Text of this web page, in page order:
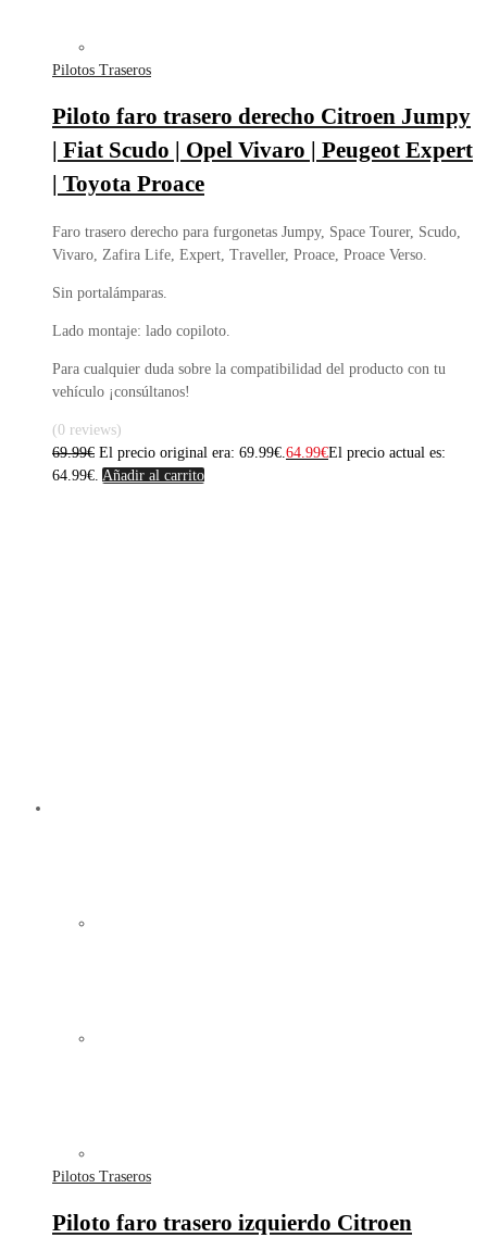
Pilotos Traseros
Piloto faro trasero derecho Citroen Jumpy
| Fiat Scudo | Opel Vivaro | Peugeot Expert
| Toyota Proace
Faro trasero derecho para furgonetas Jumpy, Space Tourer, Scudo,
Vivaro, Zafira Life, Expert, Traveller, Proace, Proace Verso.
Sin portalámparas.
Lado montaje: lado copiloto.
Para cualquier duda sobre la compatibilidad del producto con tu
vehículo ¡consúltanos!
(0 reviews)
69.99€ El precio original era: 69.99€. 64.99€El precio actual es:
64.99€. Añadir al carrito
Pilotos Traseros
Piloto faro trasero izquierdo Citroen